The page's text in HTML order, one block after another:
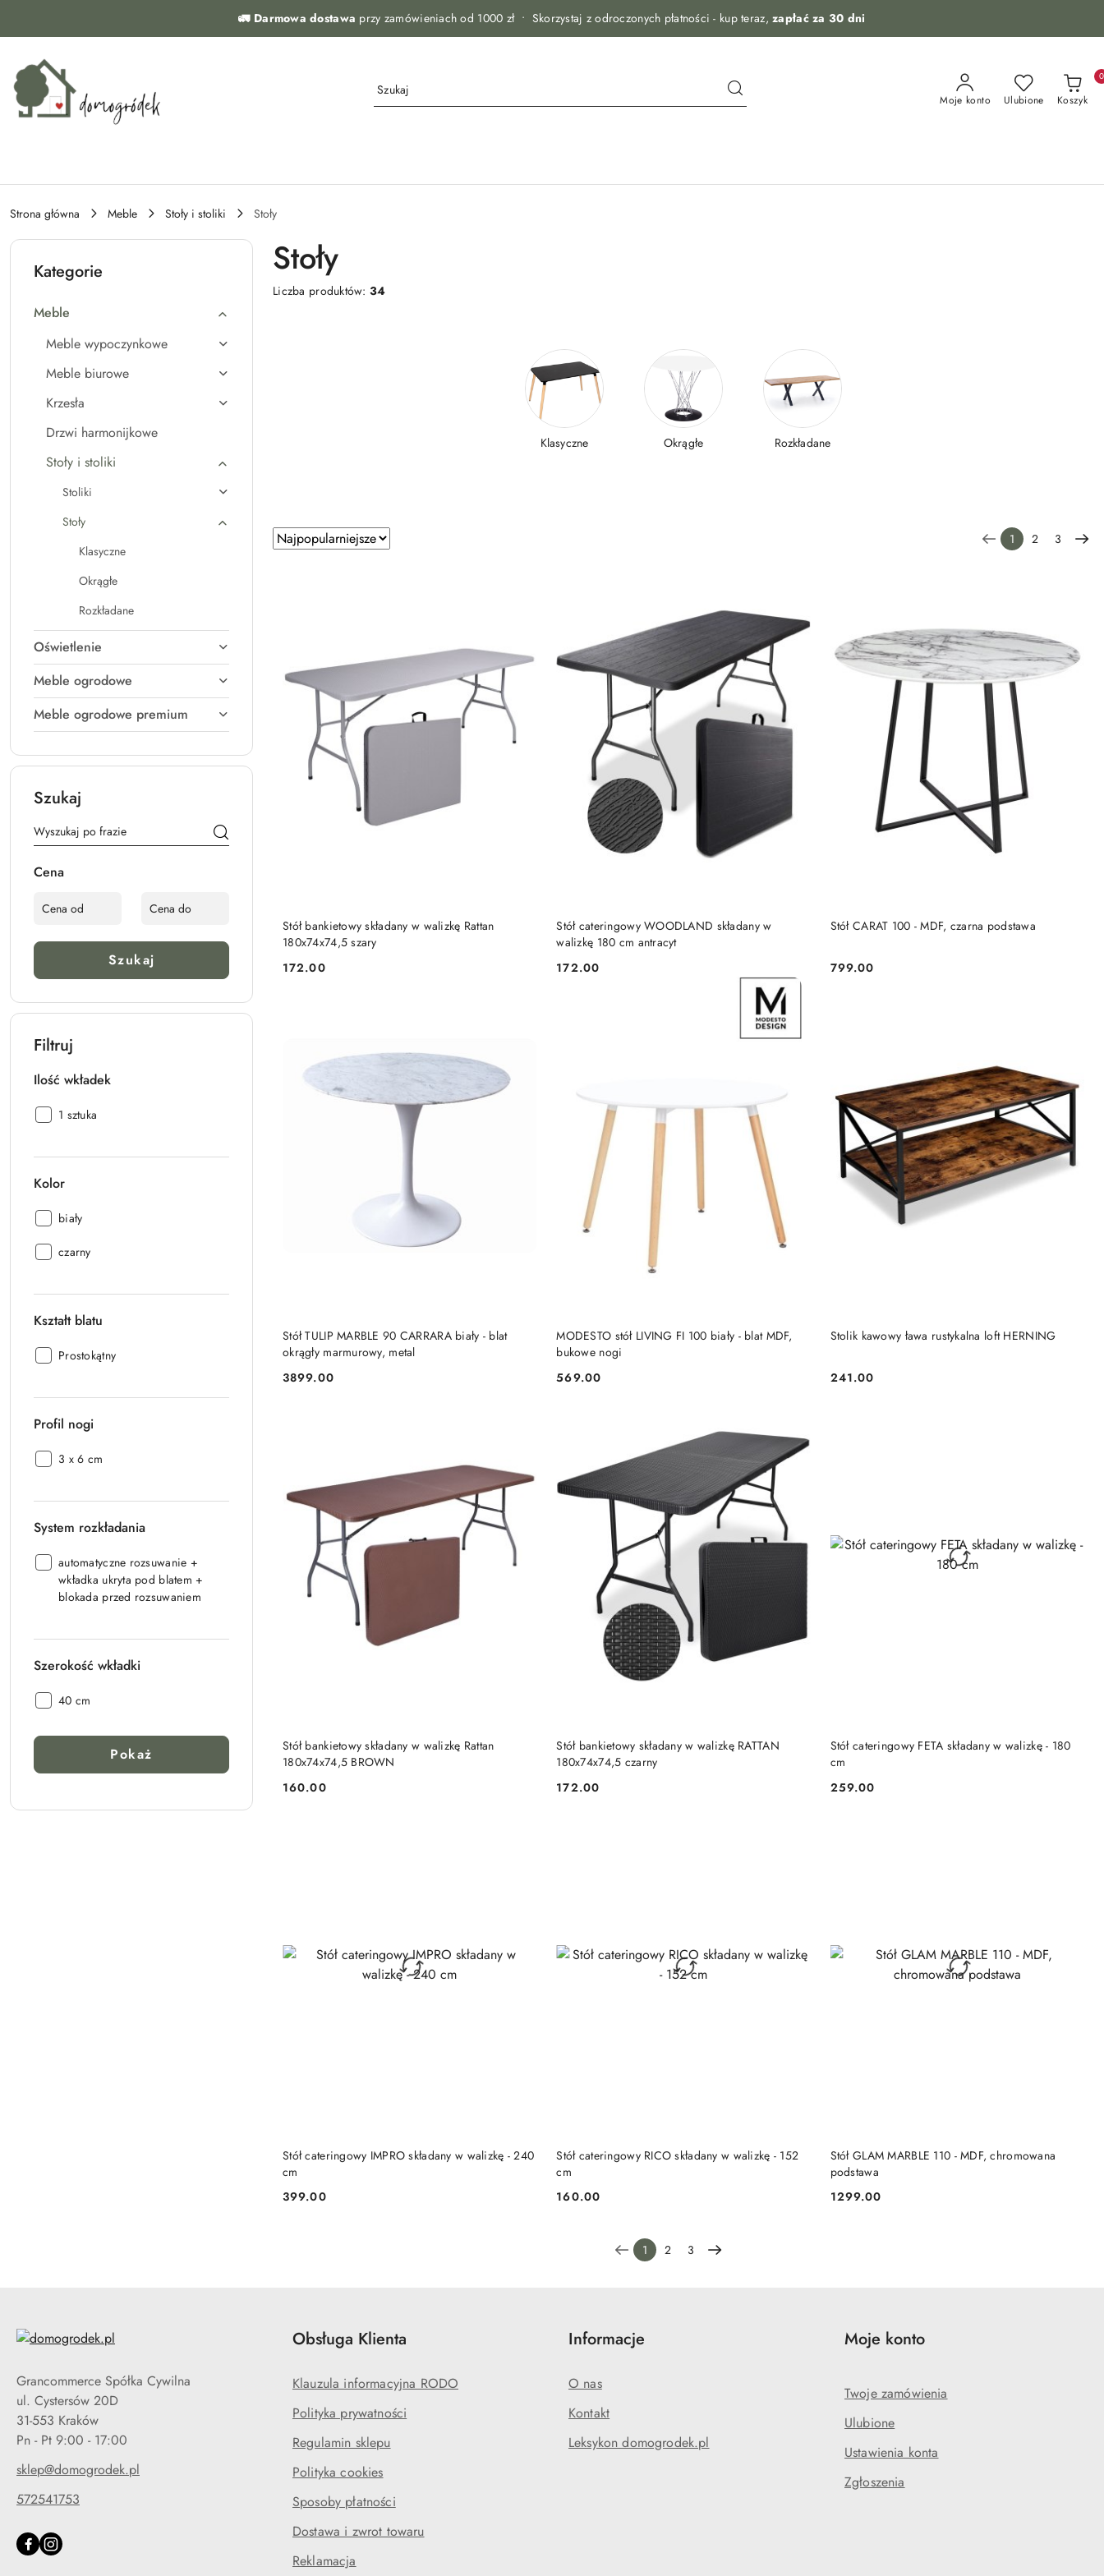
🚛 Darmowa dostawa przy zamówieniach od 1000 zł • Skorzystaj z odroczonych płatności - kup teraz, zapłać za 30 dni
Moje konto Ulubione Koszyk
0
Strona główna Meble Stoły i stoliki Stoły
Kategorie
Meble
Meble wypoczynkowe
Meble biurowe
Krzesła
Drzwi harmonijkowe
Stoły i stoliki
Stoliki
Stoły
Klasyczne
Okrągłe
Rozkładane
Oświetlenie
Meble ogrodowe
Meble ogrodowe premium
Szukaj
Cena
Szukaj
Filtruj
Ilość wkładek
Ilość
1 sztuka
Kolor
Kolor:
biały
Kolor:
czarny
Kształt blatu
Kształt
Prostokątny
Profil nogi
Profil
3 x 6 cm
System rozkładania
System
rozkładania:
automatyczne rozsuwanie +
wkładka ukryta pod blatem +
blokada przed rozsuwaniem
Szerokość wkładki
Szerokość
40 cm
Pokaż
Stoły
Liczba produktów:34
Klasyczne Okrągłe Rozkładane
Zastosowano
sortowanie:
Sortuj
według
1 2 3
Stół bankietowy składany w walizkę Rattan
180x74x74,5 szary
Cena:
172.00
DODAJ DO KOSZYKA
Stół cateringowy WOODLAND składany w
walizkę 180 cm antracyt
Cena:
172.00
DODAJ DO KOSZYKA Stół CARAT 100 - MDF, czarna podstawa
Cena:
799.00
DODAJ DO KOSZYKA
Stół TULIP MARBLE 90 CARRARA biały - blat
okrągły marmurowy, metal
Cena:
3899.00
DODAJ DO KOSZYKA
MODESTO stół LIVING FI 100 biały - blat MDF,
bukowe nogi
Cena:
569.00
DODAJ DO KOSZYKA Stolik kawowy ława rustykalna loft HERNING
Cena:
241.00
DODAJ DO KOSZYKA
Stół bankietowy składany w walizkę Rattan
180x74x74,5 BROWN
Cena:
160.00
DODAJ DO KOSZYKA
Stół bankietowy składany w walizkę RATTAN
180x74x74,5 czarny
Cena:
172.00
DODAJ DO KOSZYKA
Stół cateringowy FETA składany w walizkę - 180
cm
Cena:
259.00
DODAJ DO KOSZYKA
Stół cateringowy IMPRO składany w walizkę - 240
cm
Cena:
399.00
DODAJ DO KOSZYKA
Stół cateringowy RICO składany w walizkę - 152
cm
Cena:
160.00
DODAJ DO KOSZYKA
Stół GLAM MARBLE 110 - MDF, chromowana
podstawa
Cena:
1299.00
DODAJ DO KOSZYKA
1 2 3
Grancommerce Spółka Cywilna
ul. Cystersów 20D
31-553 Kraków
Pn - Pt 9:00 - 17:00
sklep@domogrodek.pl
572541753
Obsługa Klienta
Klauzula informacyjna RODO
Polityka prywatności
Regulamin sklepu
Polityka cookies
Sposoby płatności
Dostawa i zwrot towaru
Reklamacja
Informacje
O nas
Kontakt
Leksykon domogrodek.pl
Moje konto
Twoje zamówienia
Ulubione
Ustawienia konta
Zgłoszenia